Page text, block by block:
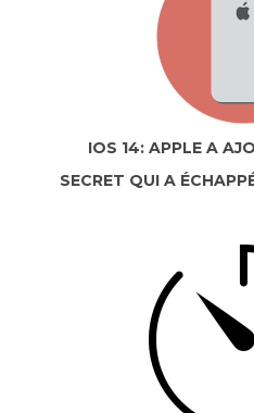
IOS 14: APPLE A
SECRET QUI A